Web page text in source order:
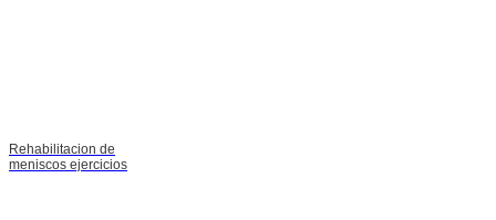
Rehabilitacion de
meniscos ejercicios